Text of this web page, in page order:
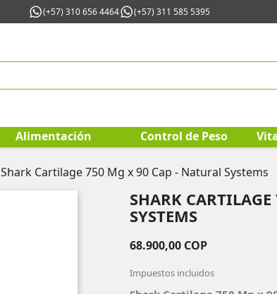
(+57) 310 656 4464 (+57) 311 585 5395
Alimentación Control de Peso
Shark Cartilage 750 Mg x 90 Cap - Natural Systems
SHARK
SYSTEMS
68.900,00 COP
Impuestos incluidos